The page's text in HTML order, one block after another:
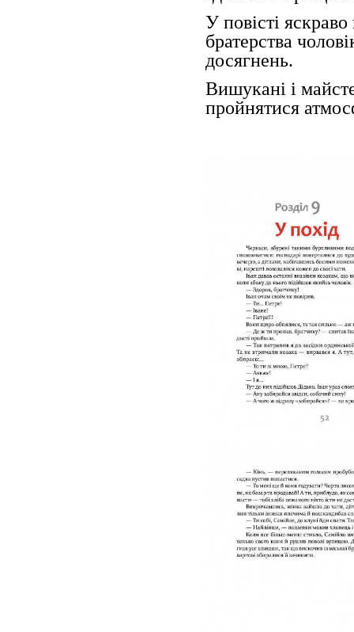
У повісті
братерства
досягнень.
Вишукані і
пройнятися